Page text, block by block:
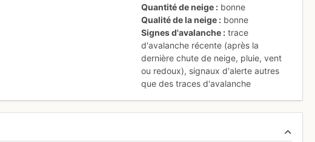
Quantité de neige
bonne
Qualité de la neige
bonne
Signes d'avalanche
trace
d'avalanche récente (après la
dernière chute de neige, pluie, vent
ou redoux), signaux d'alerte autres
que des traces d'avalanche